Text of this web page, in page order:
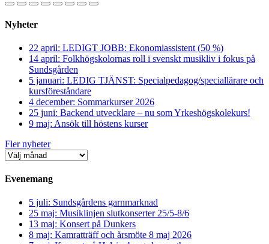
Nyheter
22 april: LEDIGT JOBB: Ekonomiassistent (50 %)
14 april: Folkhögskolornas roll i svenskt musikliv i fokus på
Sundsgården
5 januari: LEDIG TJÄNST: Specialpedagog/speciallärare och
kursföreståndare
4 december: Sommarkurser 2026
25 juni: Backend utvecklare – nu som Yrkeshögskolekurs!
9 maj: Ansök till höstens kurser
Fler nyheter
Evenemang
5 juli: Sundsgårdens garnmarknad
25 maj: Musiklinjen slutkonserter 25/5-8/6
13 maj: Konsert på Dunkers
8 maj: Kamratträff och årsmöte 8 maj 2026